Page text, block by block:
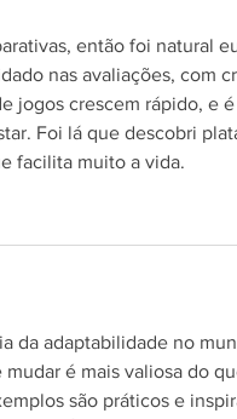
então foi natural
nas avaliações, com
jogos crescem rápido, e
Foi lá que descobri
facilita muito a vida.
da adaptabilidade no
é mais valiosa do
são práticos e